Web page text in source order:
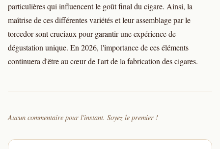
particulières qui influencent le goût final du cigare. Ainsi, la
maîtrise de ces différentes variétés et leur assemblage par le
torcedor sont cruciaux pour garantir une expérience de
dégustation unique. En 2026, l'importance de ces éléments
continuera d'être au cœur de l'art de la fabrication des cigares.
Aucun commentaire pour l'instant. Soyez le premier !